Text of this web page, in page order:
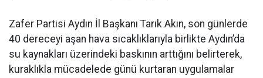
Zafer Partisi Aydın İl Başkanı Tarık Akın, son günlerde
40 dereceyi aşan hava sıcaklıklarıyla birlikte Aydın’da
su kaynakları üzerindeki baskının arttığını belirterek,
kuraklıkla mücadelede günü kurtaran uygulamalar